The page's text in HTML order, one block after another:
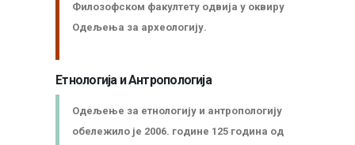
Заштита од сексуалног узнемиравања и уцењивања
Филозофском факултету одвија у оквиру
Одељења за археологију.
Етнологија и Антропологија
Одељење за етнологију и антропологију
обележило је 2006. године 125 година од